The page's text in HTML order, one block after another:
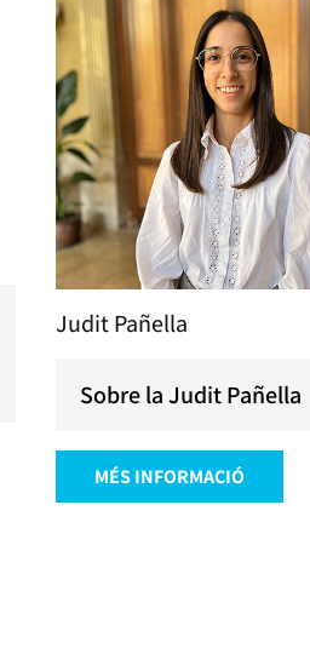
Judit Pañella
Sobre la Judit Pañella
MÉS INFORMACIÓ